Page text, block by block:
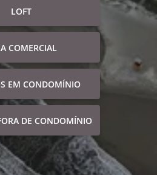
LOFT
COMERCIAL
EM CONDOMÍNIO
DE CONDOMÍNIO